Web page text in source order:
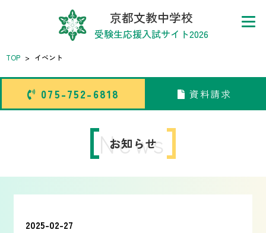
075-752-6818 資料請求
トップページ
京都文教中学校
受験生応援入試サイト2026
075-752-6818 資料請求
TOP > イベント
News
お知らせ
2025-02-27